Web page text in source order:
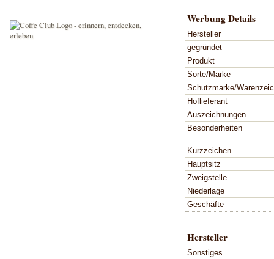
Werbung Details
Hersteller
gegründet
Produkt
Sorte/Marke
Schutzmarke/
Hoflieferant
Auszeichnungen
Besonderheiten
Kurzzeichen
Hauptsitz
Zweigstelle
Niederlage
Geschäfte
Hersteller
Sonstiges